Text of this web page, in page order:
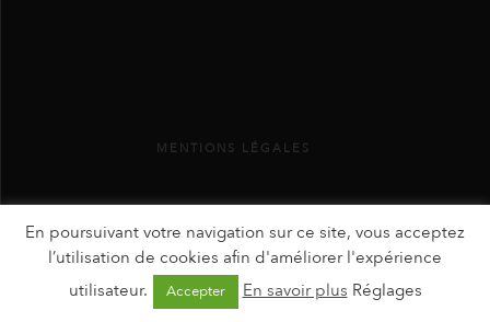
MENTIONS LÉGALES
En poursuivant votre navigation sur ce site, vous acceptez
l’utilisation de cookies afin d'améliorer l'expérience
utilisateur.
Accepter En savoir plus Réglages